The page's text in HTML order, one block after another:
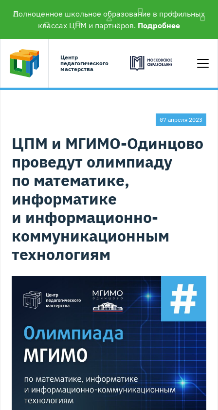
Полноценное школьное образование в профильных
классах ЦПМ и партнёров. Подробнее
Центр
педагогического
мастерства
07 апреля 2023
ЦПМ и МГИМО-Одинцово
проведут олимпиаду
по математике,
информатике
и информационно-
коммуникационным
технологиям